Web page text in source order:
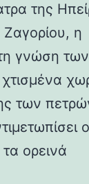
της
η
γνώση των
των
ο
ορεινά